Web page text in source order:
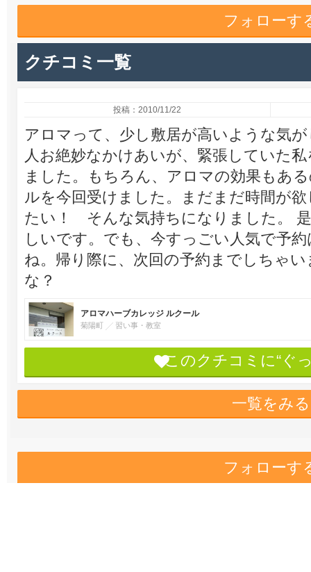
フォローす
クチコミ一覧
投稿：2010/11/22
アロマって、少し敷居が高いような気
人お絶妙なかけあいが、緊張していた
ました。もちろん、アロマの効果もあ
ルを今回受けました。まだまだ時間が
たい！ そんな気持ちになりました。
しいです。でも、今すっごい人気で予
ね。帰り際に、次回の予約までしちゃ
な？
アロマハーブカレッジ ルクール
菊陽町 習い事・教室
このクチコミに“ぐ
一覧をみる
フォローす